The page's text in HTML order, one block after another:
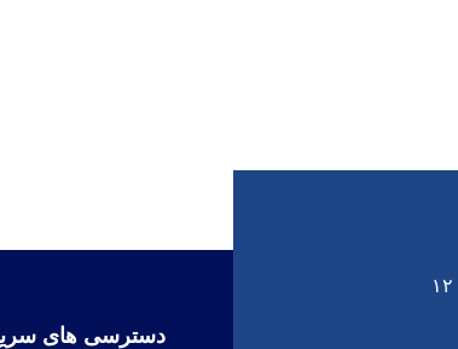
دسترسی های